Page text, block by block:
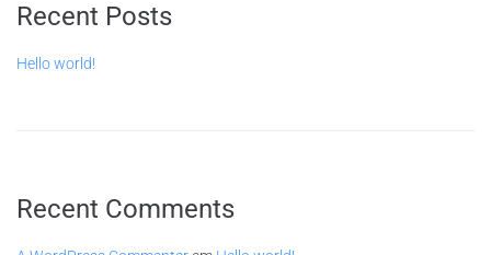
Recent Posts
Hello world!
Recent Comments